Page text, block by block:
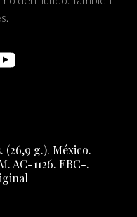
(26,9 g.). México.
AC-1126. EBC-.